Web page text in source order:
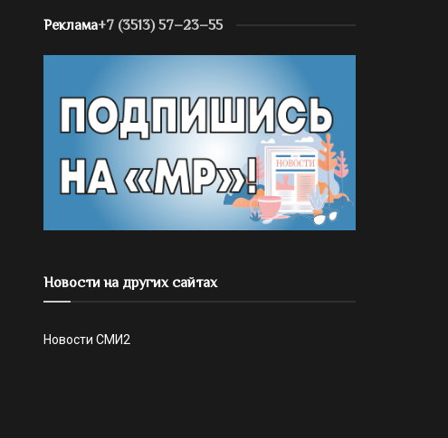
Реклама+7 (3513) 57–23–55
Новости на других сайтах
Новости СМИ2